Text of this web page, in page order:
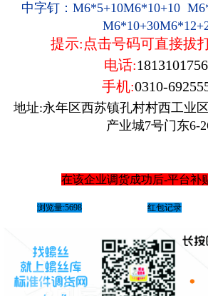
中字钉：M6*5+10M6*10+10
提示:点击号码可直接拔
电话:
手机:0310-
地址:永年区西苏镇孔村村西工业
产业城7号门东6-
在该企业调货成功后-平台补
浏览量:5698 红包记录